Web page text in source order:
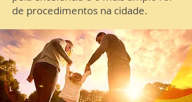
de procedimentos na cidade.